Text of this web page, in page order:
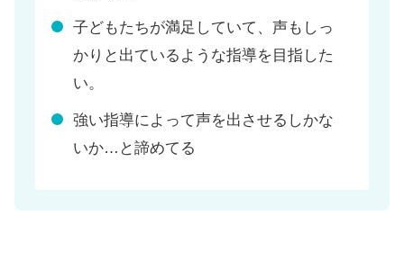
子どもたちが満足していて、声もしっ
かりと出ているような指導を目指した
い。
強い指導によって声を出させるしかな
いか…と諦めてる